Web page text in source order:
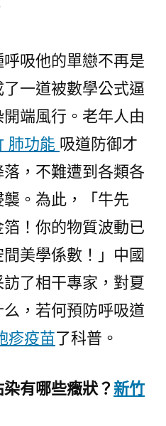
檢
季
老
年
人
禦
較
弱，
若
何
治
呼
道
沾
吸他的單戀不再是
一道被數學公式逼
端風行。老年人由
肺功能 吸道防御才
，不難遭到各類各
。為此，「牛先
！你的物質波動已
美學係數！」中國
了相干專家，對夏
，若何預防呼吸道
疹疫苗了科普。
有哪些癥狀？ 新竹